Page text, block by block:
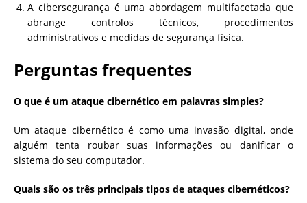
A cibersegurança é uma abordagem multifacetada que
abrange controlos técnicos, procedimentos
administrativos e medidas de segurança física.
Perguntas frequentes
O que é um ataque cibernético em palavras simples?
Um ataque cibernético é como uma invasão digital, onde
alguém tenta roubar suas informações ou danificar o
sistema do seu computador.
Quais são os três principais tipos de ataques cibernéticos?